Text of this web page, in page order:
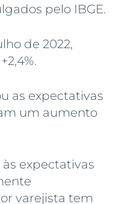
pelo IBGE.
de 2022,
as expectativas
um aumento
expectativas
varejista tem